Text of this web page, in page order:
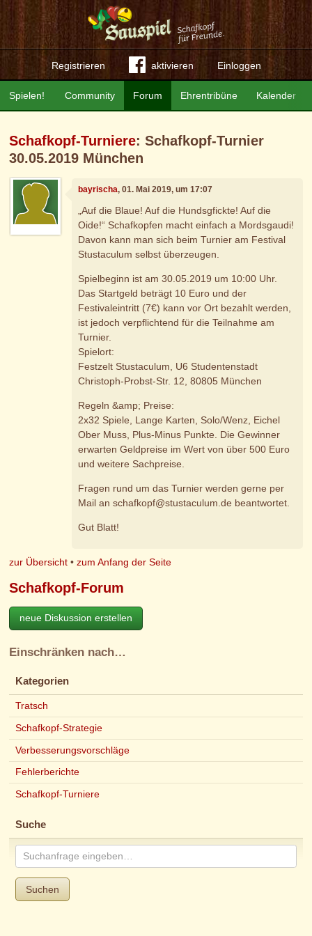
Registrieren aktivieren Einloggen
Community Forum Ehrentribüne Kalender
Spielen!
Schafkopf-Turniere: Schafkopf-Turnier
30.05.2019 München
bayrischa, 01. Mai 2019, um 17:07
„Auf die Blaue! Auf die Hundsgfickte! Auf die
Oide!“ Schafkopfen macht einfach a Mordsgaudi!
Davon kann man sich beim Turnier am Festival
Stustaculum selbst überzeugen.
Spielbeginn ist am 30.05.2019 um 10:00 Uhr.
Das Startgeld beträgt 10 Euro und der
Festivaleintritt (7€) kann vor Ort bezahlt werden,
ist jedoch verpflichtend für die Teilnahme am
Turnier.
Spielort:
Festzelt Stustaculum, U6 Studentenstadt
Christoph-Probst-Str. 12, 80805 München
Regeln &amp; Preise:
2x32 Spiele, Lange Karten, Solo/Wenz, Eichel
Ober Muss, Plus-Minus Punkte. Die Gewinner
erwarten Geldpreise im Wert von über 500 Euro
und weitere Sachpreise.
Fragen rund um das Turnier werden gerne per
Mail an schafkopf@stustaculum.de beantwortet.
Gut Blatt!
zur Übersicht •zum Anfang der Seite
Schafkopf-Forum
neue Diskussion erstellen
Einschränken nach…
Kategorien
Tratsch
Schafkopf-Strategie
Verbesserungsvorschläge
Fehlerberichte
Schafkopf-Turniere
Suche
Suchen